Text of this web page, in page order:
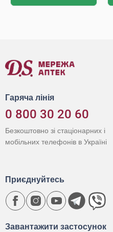
Гаряча лінія
0 800 30 20 60
Безкоштовно зі стаціонарних і
мобільних телефонів в Україні
Завантажити застосунок
Приєднуйтесь